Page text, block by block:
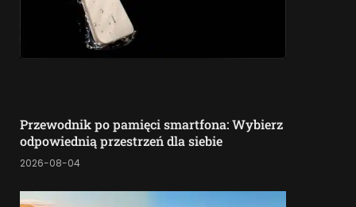
Przewodnik po pamięci smartfona: Wybierz
odpowiednią przestrzeń dla siebie
2026-08-04